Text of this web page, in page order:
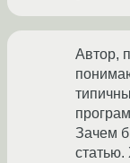
Автор,
Зачем
статью.